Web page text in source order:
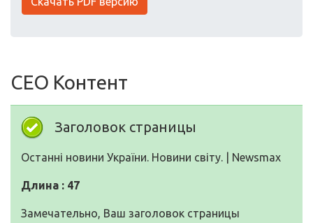
СЕО Контент
Заголовок страницы
Останні новини України. Новини світу. | Newsmax
Длина : 47
Замечательно, Ваш заголовок страницы